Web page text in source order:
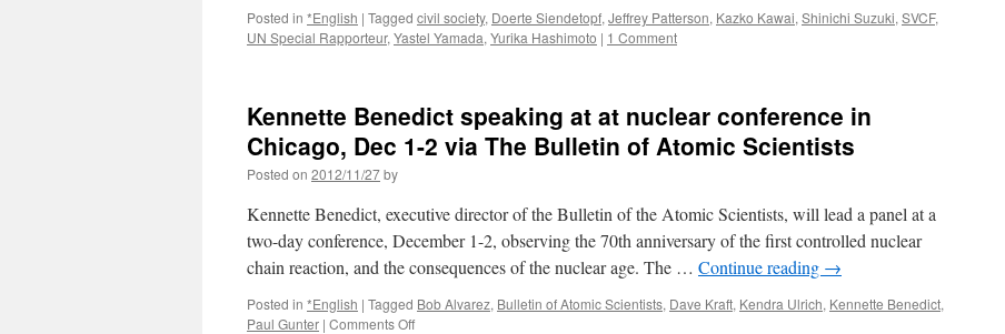
Posted in *English | Tagged civil society, Doerte Siendetopf, Jeffrey Patterson, Kazko Kawai, Shinichi Suzuki, SVCF,
UN Special Rapporteur, Yastel Yamada, Yurika Hashimoto | 1 Comment
Kennette Benedict speaking at at nuclear conference in
Chicago, Dec 1-2 via The Bulletin of Atomic Scientists
Posted on 2012/11/27by
Kennette Benedict, executive director of the Bulletin of the Atomic Scientists, will lead a panel at a
two-day conference, December 1-2, observing the 70th anniversary of the first controlled nuclear
chain reaction, and the consequences of the nuclear age. The … Continue reading →
Posted in *English | Tagged Bob Alvarez, Bulletin of Atomic Scientists, Dave Kraft, Kendra Ulrich, Kennette Benedict,
Paul Gunter | Comments Offon